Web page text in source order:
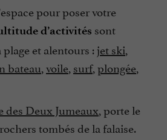
pour poser votre
d’activités sont
et alentours :jet ski
bateau voile surf, plongée
des Deux Jumeaux , porte le
tombés de la falaise.